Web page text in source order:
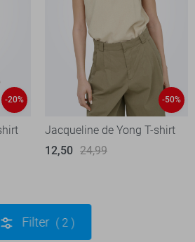
-20% -50%
Jacqueline de Yong T-shirt
12,50 24,99
Filter 2